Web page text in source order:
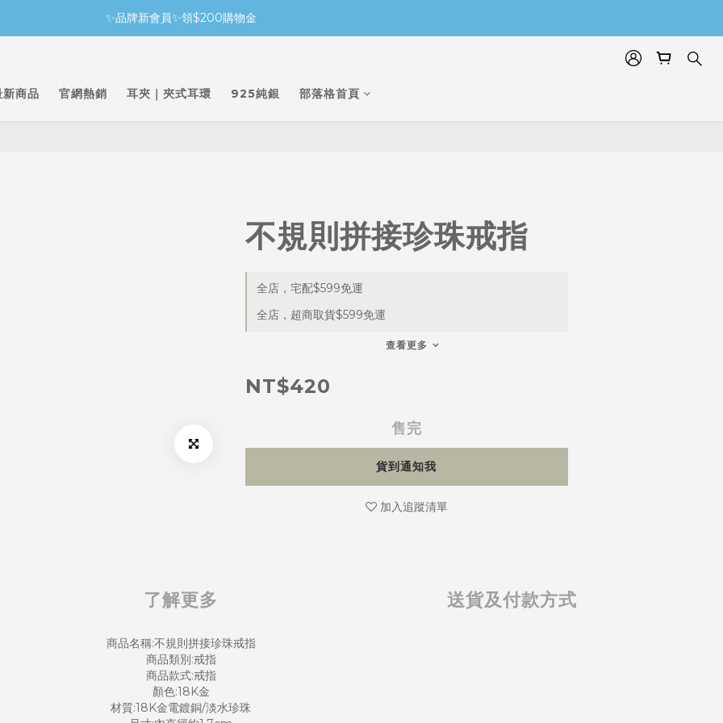
✨品牌新會員✨領$200購物金
新商品 官網熱銷 耳夾｜夾式耳環 925純銀 部落格首頁
不規則拼接珍珠戒指
全店，宅配$599免運
全店，超商取貨$599免運
查看更多
NT$420
售完
貨到通知我
加入追蹤清單
了解更多 送貨及付款方式
商品名稱:不規則拼接珍珠戒指
商品類別:戒指
商品款式:戒指
顏色:18K金
材質:18K金電鍍銅/淡水珍珠